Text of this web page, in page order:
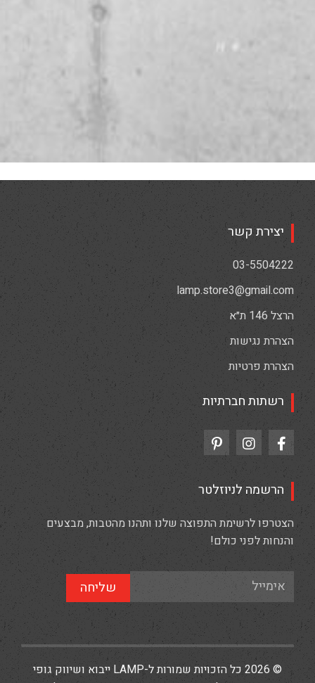
יצירת קשר
03-5504222
lamp.store3@gmail.com
הרצל 146 ת״א
הצהרת נגישות
הצהרת פרטיות
רשתות חברתיות
הרשמה לניוזלטר
הצטרפו לרשימת התפוצה שלנו ותהנו מהטבות, מבצעים
והנחות לפני כולם!
שליחה
© 2026 כל הזכויות שמורות ל-LAMP ייבוא ושיווק גופי